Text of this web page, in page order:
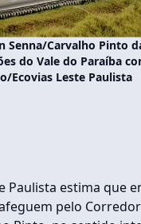
Senna/Carvalho Pinto
do Vale do Paraíba
Ecovias Leste Paulista
Paulista estima que
pelo